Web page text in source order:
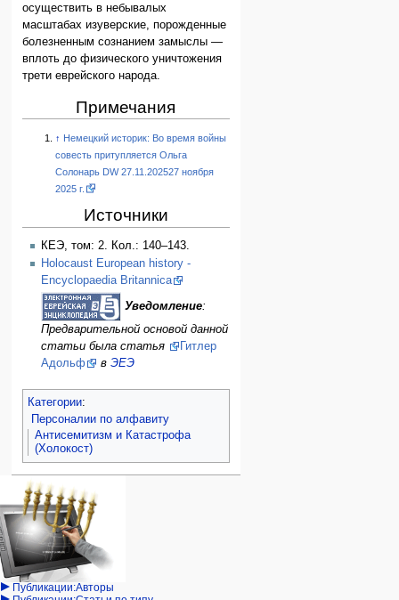
осуществить в небывалых
масштабах изуверские, порожденные
болезненным сознанием замыслы —
вплоть до физического уничтожения
трети еврейского народа.
Примечания
↑ Немецкий историк: Во время войны
совесть притупляется Ольга
Солонарь DW 27.11.202527 ноября
2025 г.
Источники
КЕЭ, том: 2. Кол.: 140–143.
Holocaust European history -
Encyclopaedia Britannica
Уведомление:
Предварительной основой данной
статьи была статья
Гитлер
Адольф
в ЭЕЭ
Категории:
Персоналии по алфавиту
Антисемитизм и Катастрофа
(Холокост)
Навигация
персональные инструменты
войти
запрос
учётной
записи
категории
Израиль:Страна и
государство
Иудаизм
Народ
Проекты
Проекты/Участники/
дополнения
Публикации:Авторы